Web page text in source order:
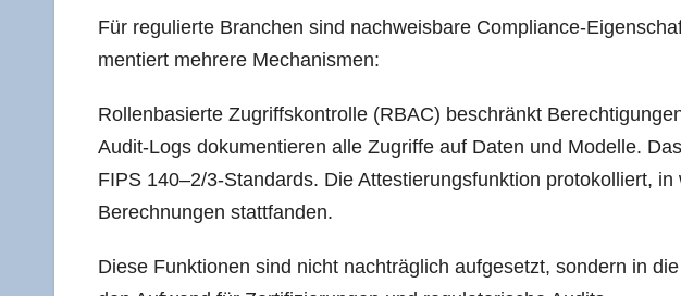
Für regu­lier­te Bran­chen sind nach­weis­ba­re Com­pli­ance-
men­tiert meh­re­re Mechanismen:
Rol­len­ba­sier­te Zugriffs­kon­trol­le (RBAC) beschränkt
Audit-Logs doku­men­tie­ren alle Zugrif­fe auf Daten und Model­le.
FIPS 140–2/3‑Standards. Die Attes­tie­rungs­funk­ti­on pro­to­kol­liert,
Berech­nun­gen stattfanden.
Die­se Funk­tio­nen sind nicht nach­träg­lich auf­ge­setzt, son­dern in